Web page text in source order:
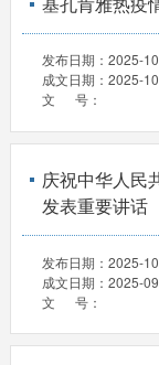
发布日期： 2025-
成文日期： 2025-
文 号：
庆祝中华人民
发表重要讲话
发布日期： 2025-
成文日期： 2025-
文 号：